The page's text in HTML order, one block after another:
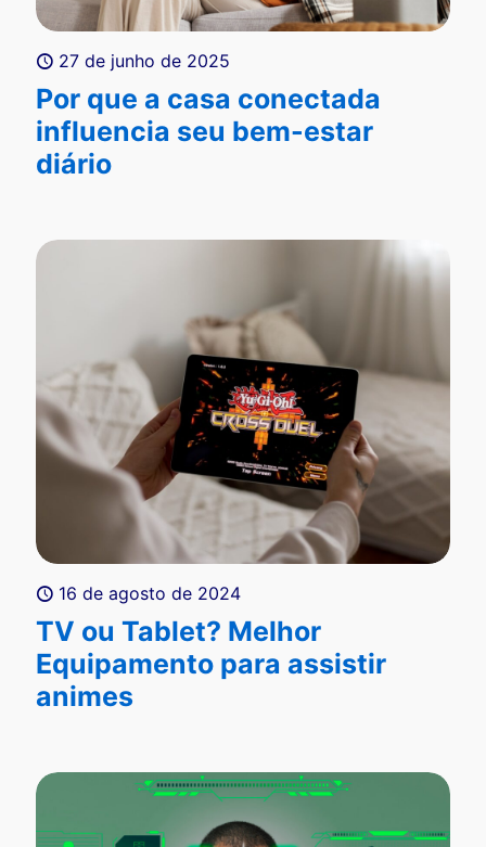
27 de junho de 2025
Por que a casa conectada
influencia seu bem-estar
diário
16 de agosto de 2024
TV ou Tablet? Melhor
Equipamento para assistir
animes